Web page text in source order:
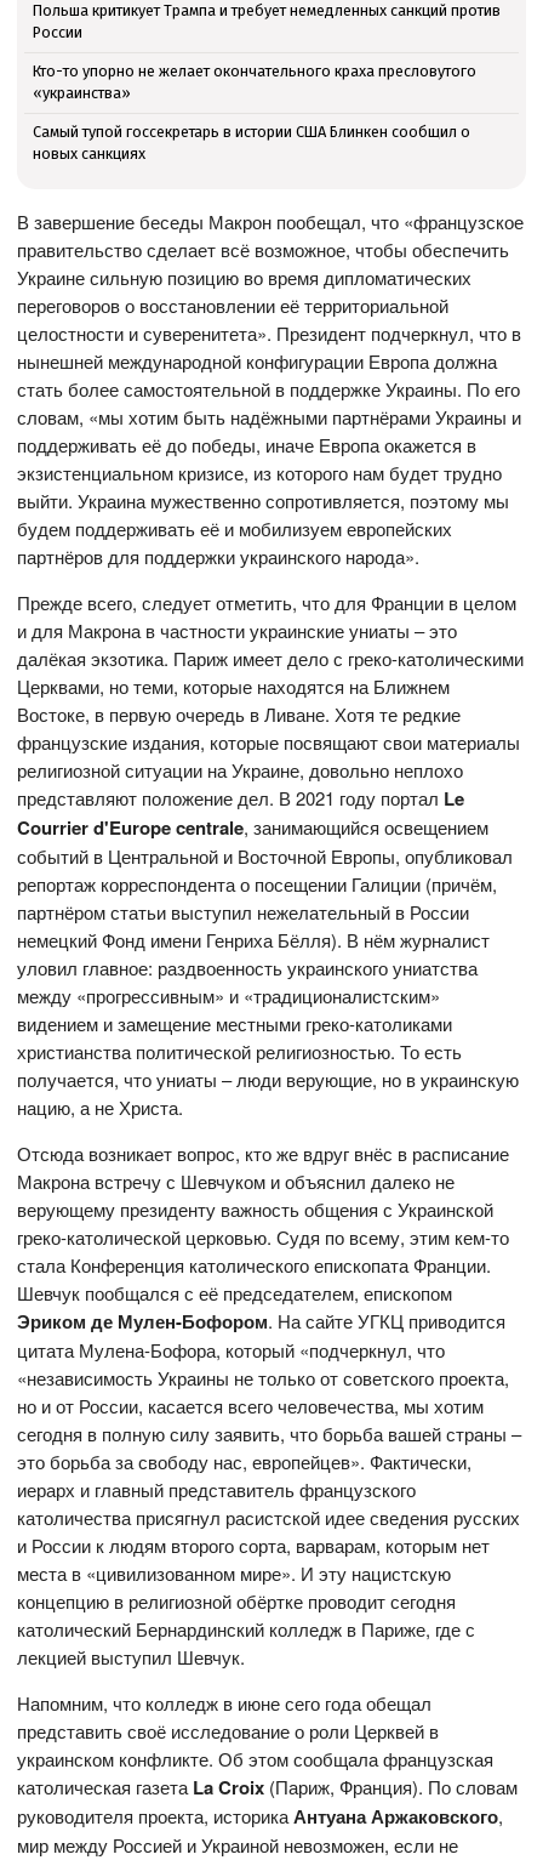
Польша критикует Трампа и требует немедленных санкций против
России
Кто-то упорно не желает окончательного краха пресловутого
«украинства»
Самый тупой госсекретарь в истории США Блинкен сообщил о
новых санкциях
В завершение беседы Макрон пообещал, что «французское
правительство сделает всё возможное, чтобы обеспечить
Украине сильную позицию во время дипломатических
переговоров о восстановлении её территориальной
целостности и суверенитета». Президент подчеркнул, что в
нынешней международной конфигурации Европа должна
стать более самостоятельной в поддержке Украины. По его
словам, «мы хотим быть надёжными партнёрами Украины и
поддерживать её до победы, иначе Европа окажется в
экзистенциальном кризисе, из которого нам будет трудно
выйти. Украина мужественно сопротивляется, поэтому мы
будем поддерживать её и мобилизуем европейских
партнёров для поддержки украинского народа».
Прежде всего, следует отметить, что для Франции в целом
и для Макрона в частности украинские униаты – это
далёкая экзотика. Париж имеет дело с греко-католическими
Церквами, но теми, которые находятся на Ближнем
Востоке, в первую очередь в Ливане. Хотя те редкие
французские издания, которые посвящают свои материалы
религиозной ситуации на Украине, довольно неплохо
представляют положение дел. В 2021 году портал Le
Courrier d'Europe centrale, занимающийся освещением
событий в Центральной и Восточной Европы, опубликовал
репортаж корреспондента о посещении Галиции (причём,
партнёром статьи выступил нежелательный в России
немецкий Фонд имени Генриха Бёлля). В нём журналист
уловил главное: раздвоенность украинского униатства
между «прогрессивным» и «традиционалистским»
видением и замещение местными греко-католиками
христианства политической религиозностью. То есть
получается, что униаты – люди верующие, но в украинскую
нацию, а не Христа.
Отсюда возникает вопрос, кто же вдруг внёс в расписание
Макрона встречу с Шевчуком и объяснил далеко не
верующему президенту важность общения с Украинской
греко-католической церковью. Судя по всему, этим кем-то
стала Конференция католического епископата Франции.
Шевчук пообщался с её председателем, епископом
Эриком де Мулен-Бофором. На сайте УГКЦ приводится
цитата Мулена-Бофора, который «подчеркнул, что
«независимость Украины не только от советского проекта,
но и от России, касается всего человечества, мы хотим
сегодня в полную силу заявить, что борьба вашей страны –
это борьба за свободу нас, европейцев». Фактически,
иерарх и главный представитель французского
католичества присягнул расистской идее сведения русских
и России к людям второго сорта, варварам, которым нет
места в «цивилизованном мире». И эту нацистскую
концепцию в религиозной обёртке проводит сегодня
католический Бернардинский колледж в Париже, где с
лекцией выступил Шевчук.
Напомним, что колледж в июне сего года обещал
представить своё исследование о роли Церквей в
украинском конфликте. Об этом сообщала французская
католическая газета La Croix (Париж, Франция). По словам
руководителя проекта, историкаАнтуана Аржаковского,
мир между Россией и Украиной невозможен, если не